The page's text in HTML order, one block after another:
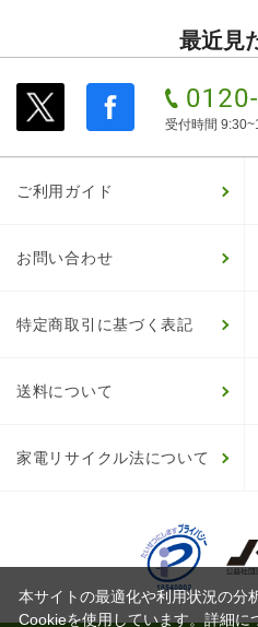
最近見
受付時間
ご利用ガイド
お問い合わせ
特定商取引に基づく表記
送料について
家電リサイクル法について
本サイトの最適化や利用状況の分
Cookieを使用しています。詳細に